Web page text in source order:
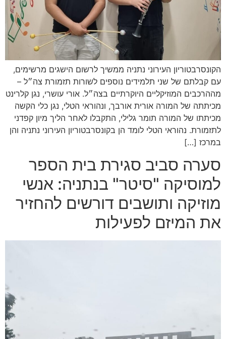
הקונסרבטוריון העירוני נתניה ממשיך לרשום הישגים מרשימים,
עם קבלתם של שני תלמידים נוספים לשורות תזמורת צה״ל –
מההרכבים המוזיקליים היוקרתיים בצה״ל. אורי עושרי, נגן קלרינט
מכיתתה של המורה אורית אורבך, ונהוראי הטלי, נגן כלי הקשה
מכיתתו של המורה תומר גלילי, התקבלו לאחר הליך מיון קפדני
לתזמורת. נהוראי הטלי לומד הן בקונסרבטוריון העירוני נתניה והן
במרכז […]
סערה סביב סגירת בית הספר
למוסיקה "סיטר" בנתניה: אנשי
מוזיקה ותושבים דורשים להחזיר
את המיזם לפעילות